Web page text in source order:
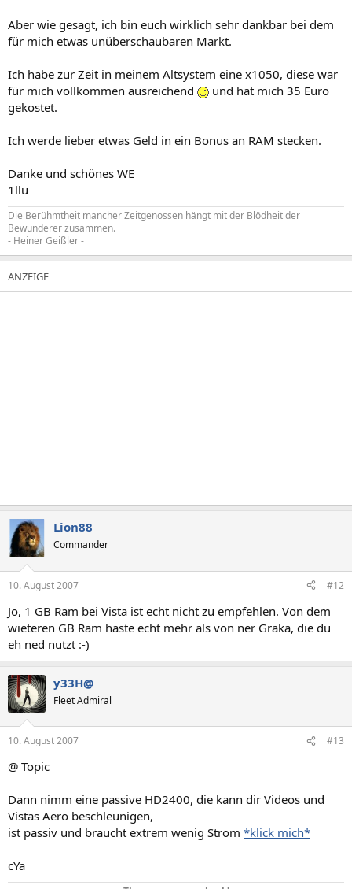
Aber wie gesagt, ich bin euch wirklich sehr dankbar bei dem
für mich etwas unüberschaubaren Markt.
Ich habe zur Zeit in meinem Altsystem eine x1050, diese war
für mich vollkommen ausreichend
und hat mich 35 Euro
gekostet.
Ich werde lieber etwas Geld in ein Bonus an RAM stecken.
Danke und schönes WE
1llu
Die Berühmtheit mancher Zeitgenossen hängt mit der Blödheit der
Bewunderer zusammen.
- Heiner Geißler -
Lion88
Commander
10. August 2007 #12
Jo, 1 GB Ram bei Vista ist echt nicht zu empfehlen. Von dem
wieteren GB Ram haste echt mehr als von ner Graka, die du
eh ned nutzt :-)
y33H@
Fleet Admiral
10. August 2007 #13
@ Topic
Dann nimm eine passive HD2400, die kann dir Videos und
Vistas Aero beschleunigen,
ist passiv und braucht extrem wenig Strom *klick mich*
cYa